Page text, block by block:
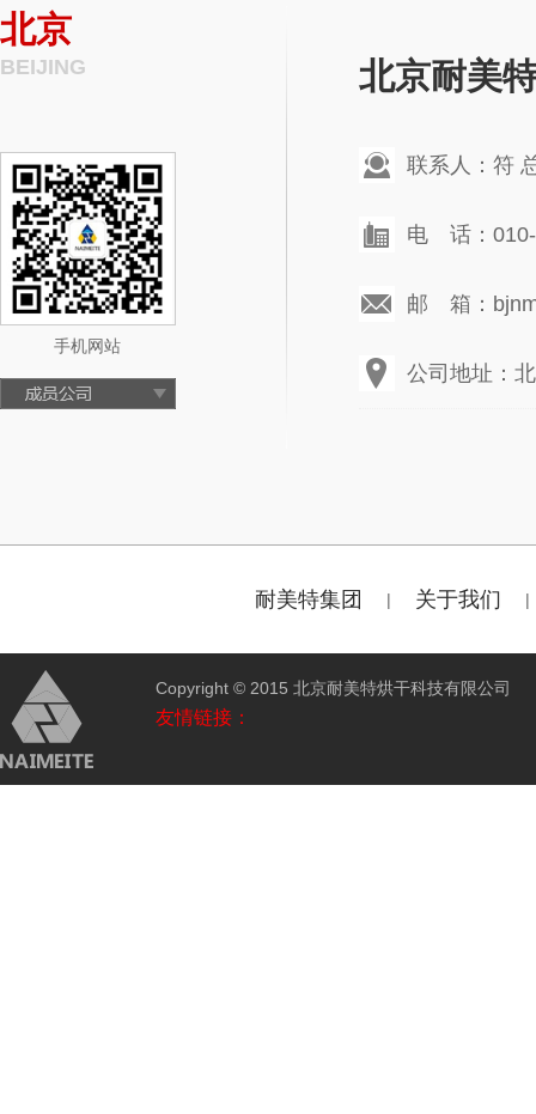
北京
BEIJING
手机网站
北京耐美
联系人：符
电 话：010-
邮 箱：
公司地址：
耐美特集团 | 关于我们 |
Copyright © 2015 北京耐美特烘干科技有限公
友情链接：